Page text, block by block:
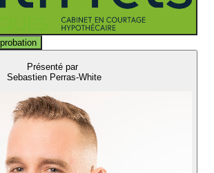
Présenté par
Sebastien Perras-White